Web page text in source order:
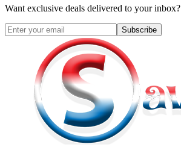
Want exclusive deals delivered to your inbox?
Subscribe